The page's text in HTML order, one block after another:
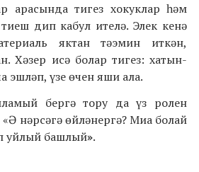
арасында тигез хокуклар һәм
дип кабул ителә. Элек кенә
яктан тәэмин иткән,
Хәзер исә болар тигез: хатын-
эшләп, үзе өчен яши ала.
бергәтору даүз ролен
«Ә нәрсәгә өйләнергә? Миа болай
уйлый башлый».